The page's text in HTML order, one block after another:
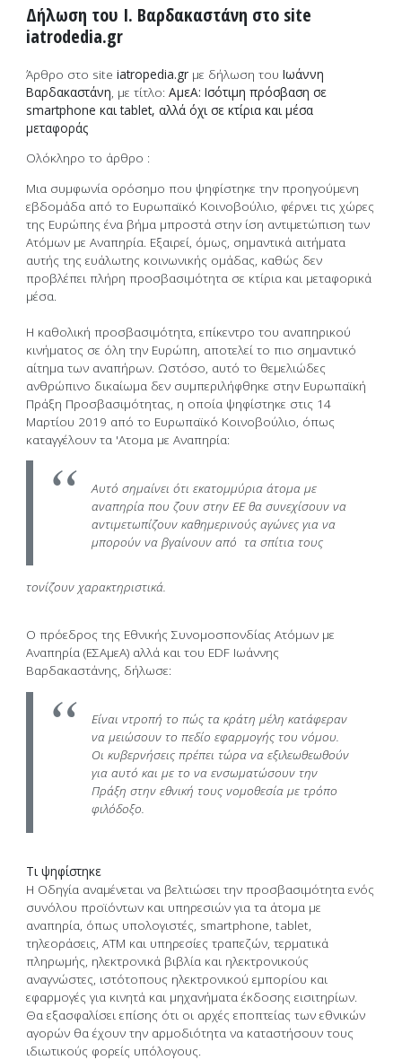
Δήλωση του Ι. Βαρδακαστάνη στο site
iatrodedia.gr
Άρθρο στο site iatropedia.grμε δήλωση του Ιωάννη
Βαρδακαστάνη , με τίτλο: ΑμεΑ: Ισότιμη πρόσβαση σε
smartphone και tablet, αλλά όχι σε κτίρια και μέσα
μεταφοράς
Ολόκληρο το άρθρο :
Μια συμφωνία ορόσημο που ψηφίστηκε την προηγούμενη
εβδομάδα από το Ευρωπαϊκό Κοινοβούλιο, φέρνει τις χώρες
της Ευρώπης ένα βήμα μπροστά στην ίση αντιμετώπιση των
Ατόμων με Αναπηρία. Εξαιρεί, όμως, σημαντικά αιτήματα
αυτής της ευάλωτης κοινωνικής ομάδας, καθώς δεν
προβλέπει πλήρη προσβασιμότητα σε κτίρια και μεταφορικά
μέσα.
Η καθολική προσβασιμότητα, επίκεντρο του αναπηρικού
κινήματος σε όλη την Ευρώπη, αποτελεί το πιο σημαντικό
αίτημα των αναπήρων. Ωστόσο, αυτό το θεμελιώδες
ανθρώπινο δικαίωμα δεν συμπεριλήφθηκε στην Ευρωπαϊκή
Πράξη Προσβασιμότητας, η οποία ψηφίστηκε στις 14
Μαρτίου 2019 από το Ευρωπαϊκό Κοινοβούλιο, όπως
καταγγέλουν τα 'Ατομα με Αναπηρία:
Αυτό σημαίνει ότι εκατομμύρια άτομα με
αναπηρία που ζουν στην ΕΕ θα συνεχίσουν να
αντιμετωπίζουν καθημερινούς αγώνες για να
μπορούν να βγαίνουν από τα σπίτια τους
τονίζουν χαρακτηριστικά.
Ο πρόεδρος της Εθνικής Συνομοσπονδίας Ατόμων με
Αναπηρία (ΕΣΑμεΑ) αλλά και του EDF Ιωάννης
Βαρδακαστάνης, δήλωσε:
Είναι ντροπή το πώς τα κράτη μέλη κατάφεραν
να μειώσουν το πεδίο εφαρμογής του νόμου.
Οι κυβερνήσεις πρέπει τώρα να εξιλεωθεωθούν
για αυτό και με το να ενσωματώσουν την
Πράξη στην εθνική τους νομοθεσία με τρόπο
φιλόδοξο.
Τι ψηφίστηκε
Η Οδηγία αναμένεται να βελτιώσει την προσβασιμότητα ενός
συνόλου προϊόντων και υπηρεσιών για τα άτομα με
αναπηρία, όπως υπολογιστές, smartphone, tablet,
τηλεοράσεις, ATM και υπηρεσίες τραπεζών, τερματικά
πληρωμής, ηλεκτρονικά βιβλία και ηλεκτρονικούς
αναγνώστες, ιστότοπους ηλεκτρονικού εμπορίου και
εφαρμογές για κινητά και μηχανήματα έκδοσης εισιτηρίων.
Θα εξασφαλίσει επίσης ότι οι αρχές εποπτείας των εθνικών
αγορών θα έχουν την αρμοδιότητα να καταστήσουν τους
ιδιωτικούς φορείς υπόλογους.